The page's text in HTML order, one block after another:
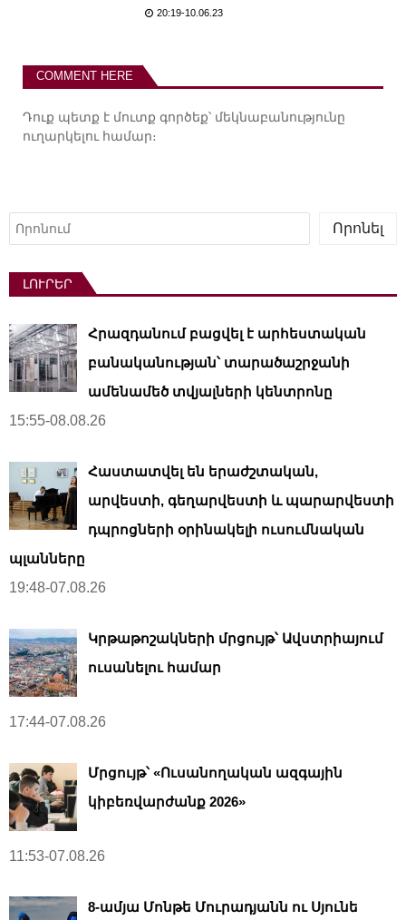
20:19-10.06.23
COMMENT HERE
Դուք պետք է մուտք գործեք՝ մեկնաբանությունը
ուղարկելու համար։
Որոնել
Որոնել
ԼՈՒՐԵՐ
Հրազդանում բացվել է արհեստական ​​
բանականության՝ տարածաշրջանի
ամենամեծ տվյալների կենտրոնը
15:55-08.08.26
Հաստատվել են երաժշտական,
արվեստի, գեղարվեստի և պարարվեստի
դպրոցների օրինակելի ուսումնական
պլանները
19:48-07.08.26
Կրթաթոշակների մրցույթ՝ Ավստրիայում
ուսանելու համար
17:44-07.08.26
Մրցույթ՝ «Ուսանողական ազգային
կիբեռվարժանք 2026»
11:53-07.08.26
8-ամյա Մոնթե Մուրադյանն ու Սյունե